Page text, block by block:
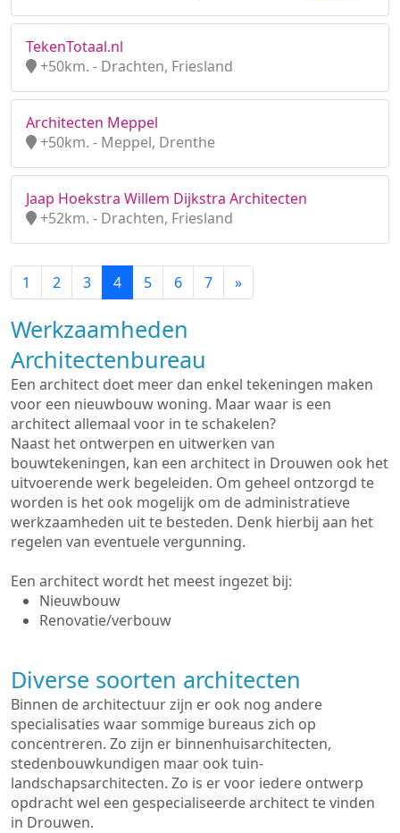
TekenTotaal.nl
+50km. - Drachten, Friesland
Architecten Meppel
+50km. - Meppel, Drenthe
Jaap Hoekstra Willem Dijkstra Architecten
+52km. - Drachten, Friesland
1 2 3 4 5 6 7 »
Werkzaamheden
Architectenbureau
Een architect doet meer dan enkel tekeningen maken
voor een nieuwbouw woning. Maar waar is een
architect allemaal voor in te schakelen?
Naast het ontwerpen en uitwerken van
bouwtekeningen, kan een architect in Drouwen ook het
uitvoerende werk begeleiden. Om geheel ontzorgd te
worden is het ook mogelijk om de administratieve
werkzaamheden uit te besteden. Denk hierbij aan het
regelen van eventuele vergunning.
Een architect wordt het meest ingezet bij:
Nieuwbouw
Renovatie/verbouw
Diverse soorten architecten
Binnen de architectuur zijn er ook nog andere
specialisaties waar sommige bureaus zich op
concentreren. Zo zijn er binnenhuisarchitecten,
stedenbouwkundigen maar ook tuin-
landschapsarchitecten. Zo is er voor iedere ontwerp
opdracht wel een gespecialiseerde architect te vinden
in Drouwen.